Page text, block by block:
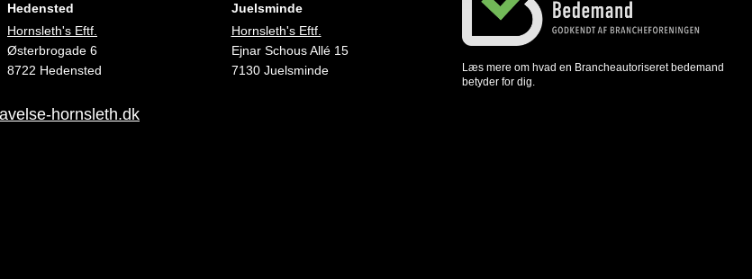
Hedensted
Hornsleth's Eftf.
Østerbrogade 6
8722 Hedensted
Juelsminde
Hornsleth's Eftf.
Ejnar Schous Allé 15
7130 Juelsminde
hornsleth.dk
Læs mere om hvad en Brancheautoriseret bedemand
betyder for dig.